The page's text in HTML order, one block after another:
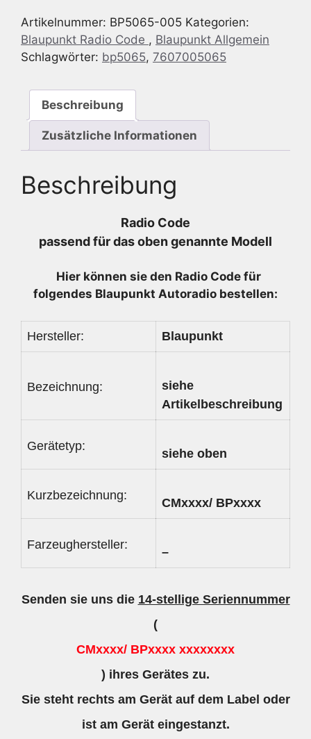
CRD42
24v
-
607
Menge
Artikelnummer: BP5065-005 Kategorien:
Blaupunkt Radio Code , Blaupunkt Allgemein
Schlagwörter: bp5065, 7607005065
Beschreibung
Zusätzliche Informationen
Beschreibung
Radio Code
passend für das oben genannte Modell
Hier können sie den Radio Code für
folgendes Blaupunkt Autoradio bestellen:
Hersteller: Blaupunkt
Bezeichnung:
siehe
Artikelbeschreibung
Gerätetyp:
siehe oben
Kurzbezeichnung:
CMxxxx/ BPxxxx
Farzeughersteller:
–
Senden sie uns die 14-stellige Seriennummer
(
CMxxxx/ BPxxxx xxxxxxxx
) ihres Gerätes zu.
Sie steht rechts am Gerät auf dem Label oder
ist am Gerät eingestanzt.